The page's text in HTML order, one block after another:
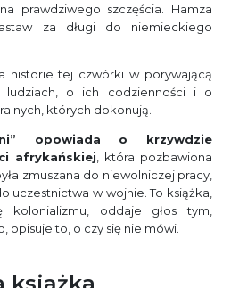
prawdziwego szczęścia. Hamza
za długi do niemieckiego
historie tej czwórki w porywającą
ludziach, o ich codzienności i o
których dokonują.
opowiada o krzywdzie
afrykańskiej , która pozbawiona
zmuszana do niewolniczej pracy,
uczestnictwa w wojnie. To książka,
kolonializmu, oddaje głos tym,
opisuje to, o czy się nie mówi.